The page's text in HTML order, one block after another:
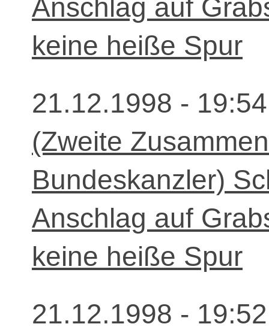
Anschlag auf
keine heiße Spur
21.12.1998 -
(Zweite
Bundeskanzler)
Anschlag auf
keine heiße Spur
21.12.1998 -